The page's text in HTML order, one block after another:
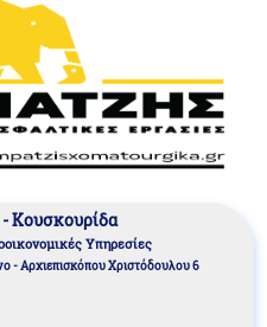
Κουσκουρίδα
Υπηρεσίες
- Αρχιεπισκόπου Χριστόδουλου 6